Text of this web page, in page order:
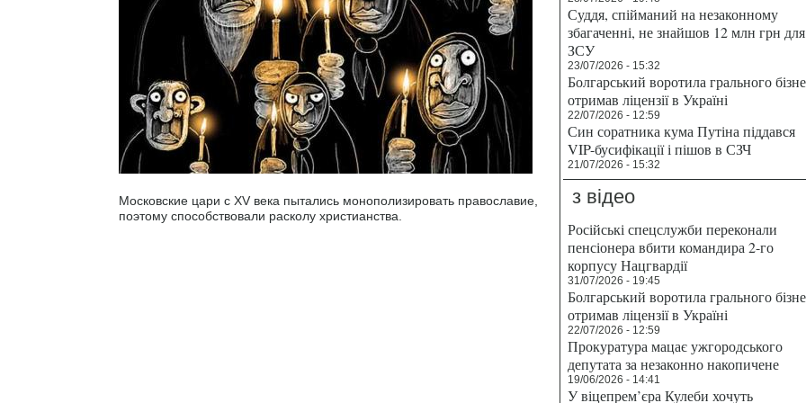
Московские цари с XV века пытались монополизировать православие,
поэтому способствовали расколу христианства.
Суддя, спійманий на незаконному
збагаченні, не знайшов 12 млн грн для
ЗСУ
23/07/2026 - 15:32
Болгарський воротила грального
отримав ліцензії в Україні
22/07/2026 - 12:59
Син соратника кума Путіна піддався
VIP-бусифікації і пішов в СЗЧ
21/07/2026 - 15:32
з відео
Російські спецслужби переконали
пенсіонера вбити командира 2-го
корпусу Нацгвардії
31/07/2026 - 19:45
Болгарський воротила грального
отримав ліцензії в Україні
22/07/2026 - 12:59
Прокуратура мацає ужгородського
депутата за незаконно накопичене
19/06/2026 - 14:41
У віцепрем’єра Кулеби хочуть